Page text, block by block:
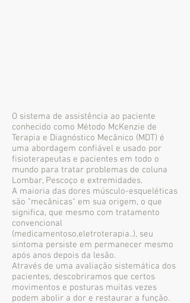
O sistema de assistência ao paciente
conhecido como Método McKenzie de
Terapia e Diagnóstico Mecânico (MDT) é
uma abordagem confiável e usado por
fisioterapeutas e pacientes em todo o
mundo para tratar problemas de coluna
Lombar, Pescoço e extremidades.
A maioria das dores músculo-esqueléticas
são "mecânicas" em sua origem, o que
significa, que mesmo com tratamento
convencional
(medicamentoso,eletroterapia..), seu
sintoma persiste em permanecer mesmo
após anos depois da lesão.
Através de uma avaliação sistemática dos
pacientes, descobriramos que certos
movimentos e posturas muitas vezes
podem abolir a dor e restaurar a função.